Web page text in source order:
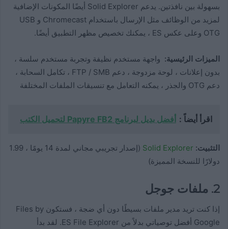
بسهولة بين نافذتين. يدعم Solid Explorer أيضًا المكونات الإضافية
لمزيد من الوظائف مثل الإرسال باستخدام Chromecast و USB
OTG وعلى عكس ES ، يمكنك تخصيص مظهر التطبيق أيضًا.
الميزات الرئيسية: واجهة مستخدم نظيفة وتجربة مستخدم سلسة ،
بدون إعلانات ، لوحة مزدوجة ، دعم FTP / SMB ، تكامل السحابة ،
دعم OTG والجذر ، يمكنه التعامل مع تنسيقات الملفات المختلفة
اقرأ أيضاً : أفضل بديل لبرنامج Papyre FB2 لتحميل الكتب
التثبيت: Solid Explorer
(إصدار تجريبي مجاني لمدة 14 يومًا ، 1.99
دولارًا للنسخة المميزة)
2. ملفات جوجل
إذا كنت تريد مدير ملفات بسيطًا دون أي ضجة ، فستكون Files by
Google أفضل توصياتي بدلاً من ES File Explorer. لقد بدأ